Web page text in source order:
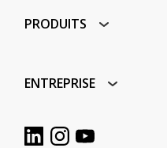
PRODUITS
ENTREPRISE